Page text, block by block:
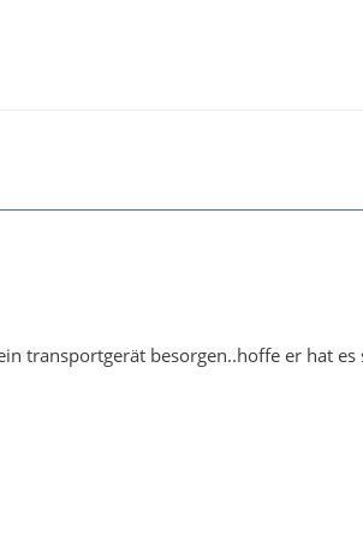
transportgerät besorgen..hoffe er hat es